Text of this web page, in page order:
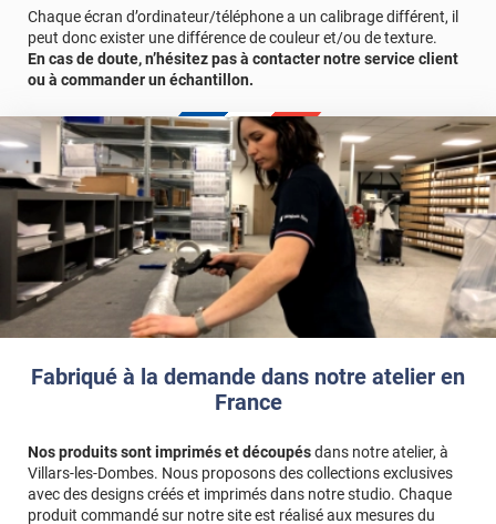
Fabriqué à la demande dans notre atelier en
France
Nos produits sont imprimés et découpésdans notre atelier, à
Villars-les-Dombes. Nous proposons des collections exclusives
avec des designs créés et imprimés dans notre studio. Chaque
produit commandé sur notre site est réalisé aux mesures du
Chaque écran d’ordinateur/téléphone a un calibrage différent, il
peut donc exister une différence de couleur et/ou de texture.
En cas de doute, n’hésitez pas à contacter notre service client
ou à commander un échantillon.